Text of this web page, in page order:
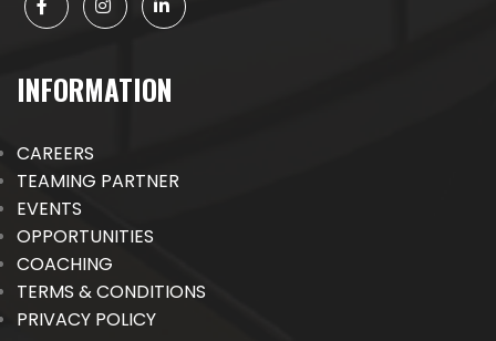
INFORMATION
CAREERS
TEAMING PARTNER
EVENTS
OPPORTUNITIES
COACHING
TERMS & CONDITIONS
PRIVACY POLICY